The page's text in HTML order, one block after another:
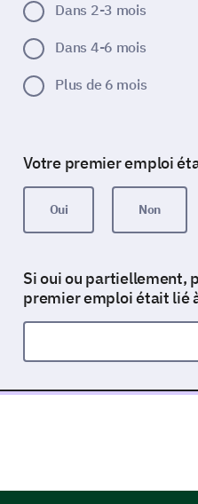
Dans 2-3 mois
Dans 4-6 mois
Plus de 6 mois
Votre premier emploi
Oui Non
Si oui ou partiellement,
premier emploi était lié